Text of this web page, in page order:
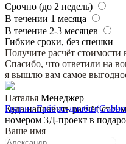
Срочно (до 2 недель)
В течении 1 месяца
В течение 2-3 месяцев
Гибкие сроки, без спешки
Получите расчёт стоимости
Спасибо, что ответили на
я вышлю вам самое
Наталья Менеджер
Куда направить расчёт
номером 3Д-проект в
Ваше имя
Гранит Габбро-